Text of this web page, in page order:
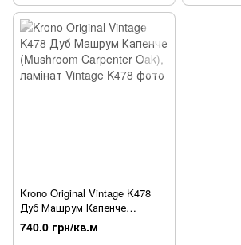
Krono Original Vintage K478
Дуб Машрум Капенче
(Mushroom Carpenter Oak),
ламінат
740.0 грн/кв.м